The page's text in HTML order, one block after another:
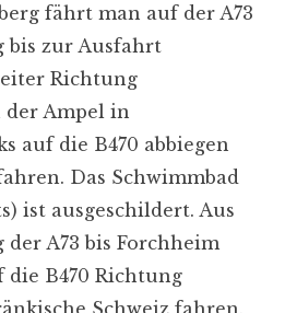
fährt man auf der A73
bis zur Ausfahrt
Richtung
der Ampel in
auf die B470 abbiegen
Das Schwimmbad
ist ausgeschildert. Aus
A73 bis Forchheim
B470 Richtung
Schweiz fahren.